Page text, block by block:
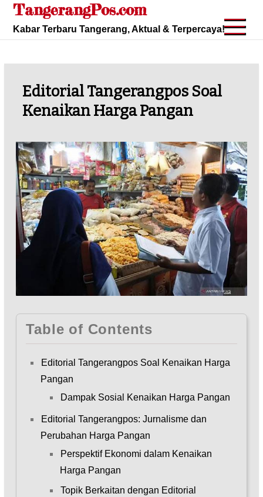
Skip
content
TangerangPos.com
Kabar Terbaru Tangerang, Aktual & Terpercaya!
Editorial Tangerangpos Soal
Kenaikan Harga Pangan
Table of Contents
Editorial Tangerangpos Soal Kenaikan Harga
Pangan
Dampak Sosial Kenaikan Harga Pangan
Editorial Tangerangpos: Jurnalisme dan
Perubahan Harga Pangan
Perspektif Ekonomi dalam Kenaikan
Harga Pangan
Topik Berkaitan dengan Editorial